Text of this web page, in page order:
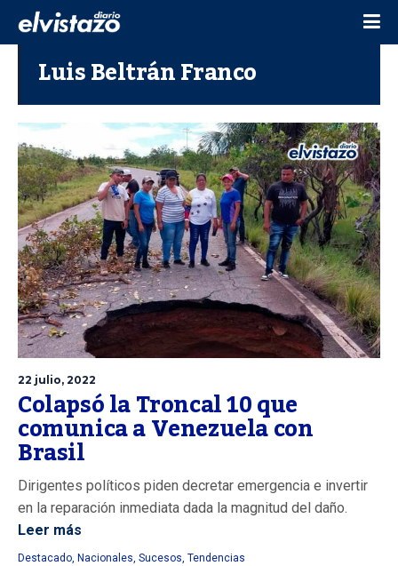
Luis Beltrán Franco
22 julio, 2022
Colapsó la Troncal 10 que
comunica a Venezuela con
Brasil
Dirigentes políticos piden decretar emergencia e invertir
en la reparación inmediata dada la magnitud del daño.
Leer más
Destacado, Nacionales, Sucesos, Tendencias